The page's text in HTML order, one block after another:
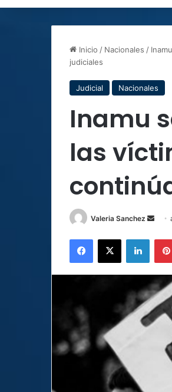
Inicio / Nacionales /
judiciales
Judicial Nacionales
Inamu
las
Valeria Sanchez
Send
email
Facebook
X